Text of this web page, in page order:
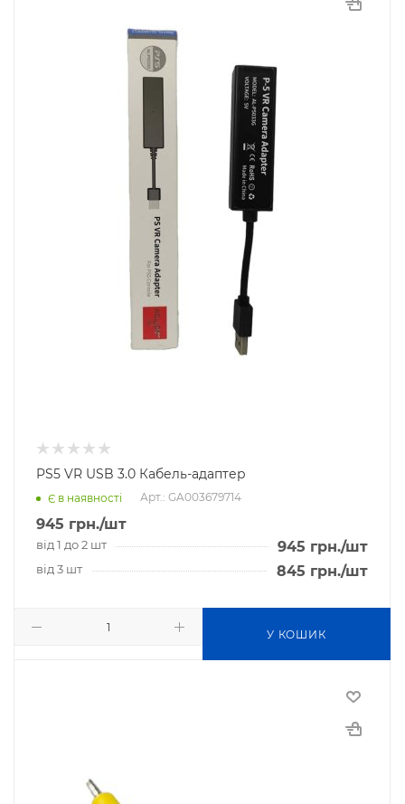
PS5 VR USB 3.0 Кабель-адаптер
Є в наявності Арт.: GA003679714
945 грн./шт
від 1 до 2 шт 945 грн./шт
від 3 шт 845 грн./шт
У КОШИК